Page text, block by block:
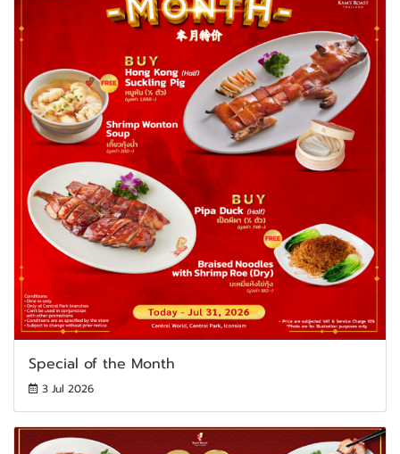
Special of the Month
3 Jul 2026